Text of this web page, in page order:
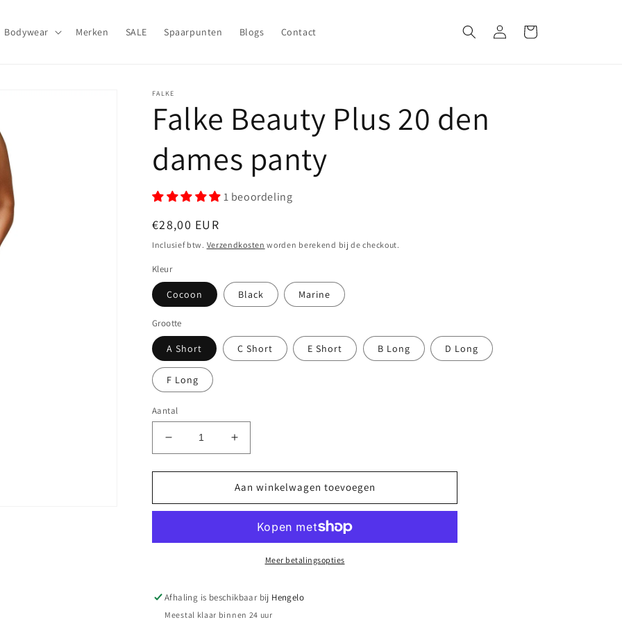
Bodywear Merken SALE Spaarpunten Blogs Contact InloggenWinkelwagen
FALKE
Falke Beauty Plus 20 den
dames panty
1 beoordeling
Normale
prijs
€28,00 EUR
Inclusief btw. Verzendkosten worden berekend bij de checkout.
Kleur
Cocoon Black Marine
Grootte
A Short C Short E Short B Long D Long
F Long
Aantal
Aantal
verlagen
voor
Beauty
den
Aantal
verhogen
voor
Falke
Beauty
den
dames
Aan winkelwagen toevoegen
Meer betalingsopties
Afhaling is beschikbaar bij Hengelo
Meestal klaar binnen 24 uur